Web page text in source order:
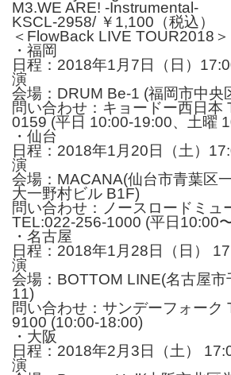
M3.WE ARE! -Instrumental-
KSCL-2958/ ￥1,100（税込）
＜FlowBack LIVE TOUR2018＞
・福岡
日程：2018年1月7日（日）
演
会場：DRUM Be-1 (福岡市中央
問い合わせ：キョードー西日本
0159 (平日 10:00-19:00、土曜
・仙台
日程：2018年1月20日（土）
演
会場：MACANA(仙台市青葉区
大一野村ビル B1F)
問い合わせ：ノースロードミュ
TEL:022-256-1000 (平日10:00
・名古屋
日程：2018年1月28日（日）
演
会場：BOTTOM LINE(名古屋市
11)
問い合わせ：サンデーフォーク
9100 (10:00-18:00)
・大阪
日程：2018年2月3日（土）
演